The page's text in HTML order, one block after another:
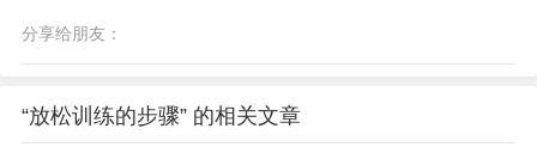
分享给朋友：
“放松训练的步骤” 的相关文章